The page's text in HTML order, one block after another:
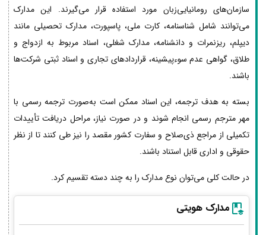
سازمان‌های رومانیایی‌زبان مورد استفاده قرار می‌گیرند. این مدارک
می‌توانند شامل شناسنامه، کارت ملی، پاسپورت، مدارک تحصیلی مانند
دیپلم، ریزنمرات و دانشنامه، مدارک شغلی، اسناد مربوط به ازدواج و
طلاق، گواهی عدم سوءپیشینه، قراردادهای تجاری و اسناد ثبتی شرکت‌ها
باشند.
بسته به هدف ترجمه، این اسناد ممکن است به‌صورت ترجمه رسمی با
مهر مترجم رسمی انجام شوند و در صورت نیاز، مراحل دریافت تأییدات
تکمیلی از مراجع ذی‌صلاح و سفارت کشور مقصد را نیز طی کنند تا از نظر
حقوقی و اداری قابل استناد باشند.
در حالت کلی می‌توان نوع مدارک را به چند دسته تقسیم کرد.
مدارک هویتی